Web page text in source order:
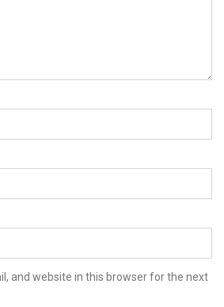
and website in this browser for the next